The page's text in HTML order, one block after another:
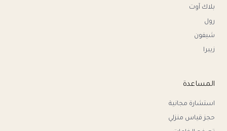
بلاك آوت
رول
شيفون
زيبرا
المساعدة
استشارة مجانية
حجز قياس منزلي